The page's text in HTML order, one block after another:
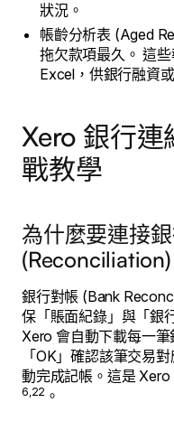
狀況。
帳齡分析表 (Aged
拖欠款項最久。 這
Excel，供銀行融資
Xero 銀行連
戰教學
為什麼要連接
(Reconciliation)
銀行對帳 (Bank
保「賬面紀錄」與「銀
Xero 會自動下載每一
「OK」確認該筆交易
動完成記帳。這是
6,22 。